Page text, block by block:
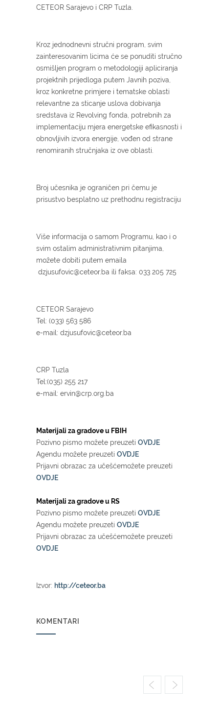
CETEOR Sarajevo i CRP Tuzla.
Kroz jednodnevni stručni program, svim
zainteresovanim licima će se ponuditi stručno
osmišljen program o metodologiji apliciranja
projektnih prijedloga putem Javnih poziva,
kroz konkretne primjere i tematske oblasti
relevantne za sticanje uslova dobivanja
sredstava iz Revolving fonda, potrebnih za
implementaciju mjera energetske efikasnosti i
obnovljivih izvora energije, vođen od strane
renomiranih stručnjaka iz ove oblasti.
Broj učesnika je ograničen pri čemu je
prisustvo besplatno uz prethodnu registraciju
Više informacija o samom Programu, kao i o
svim ostalim administrativnim pitanjima,
možete dobiti putem emaila
dzjusufovic@ceteor.ba ili faksa: 033 205 725
CETEOR Sarajevo
Tel: (033) 563 586
e-mail: dzjusufovic@ceteor.ba
CRP Tuzla
Tel:(035) 255 217
e-mail: ervin@crp.org.ba
Materijali za gradove u FBIH
Pozivno pismo možete preuzeti OVDJE
Agendu možete preuzeti OVDJE
Prijavni obrazac za učešćemožete preuzeti
OVDJE
Materijali za gradove u RS
Pozivno pismo možete preuzeti OVDJE
Agendu možete preuzeti OVDJE
Prijavni obrazac za učešćemožete preuzeti
OVDJE
Izvor: http://ceteor.ba
KOMENTARI